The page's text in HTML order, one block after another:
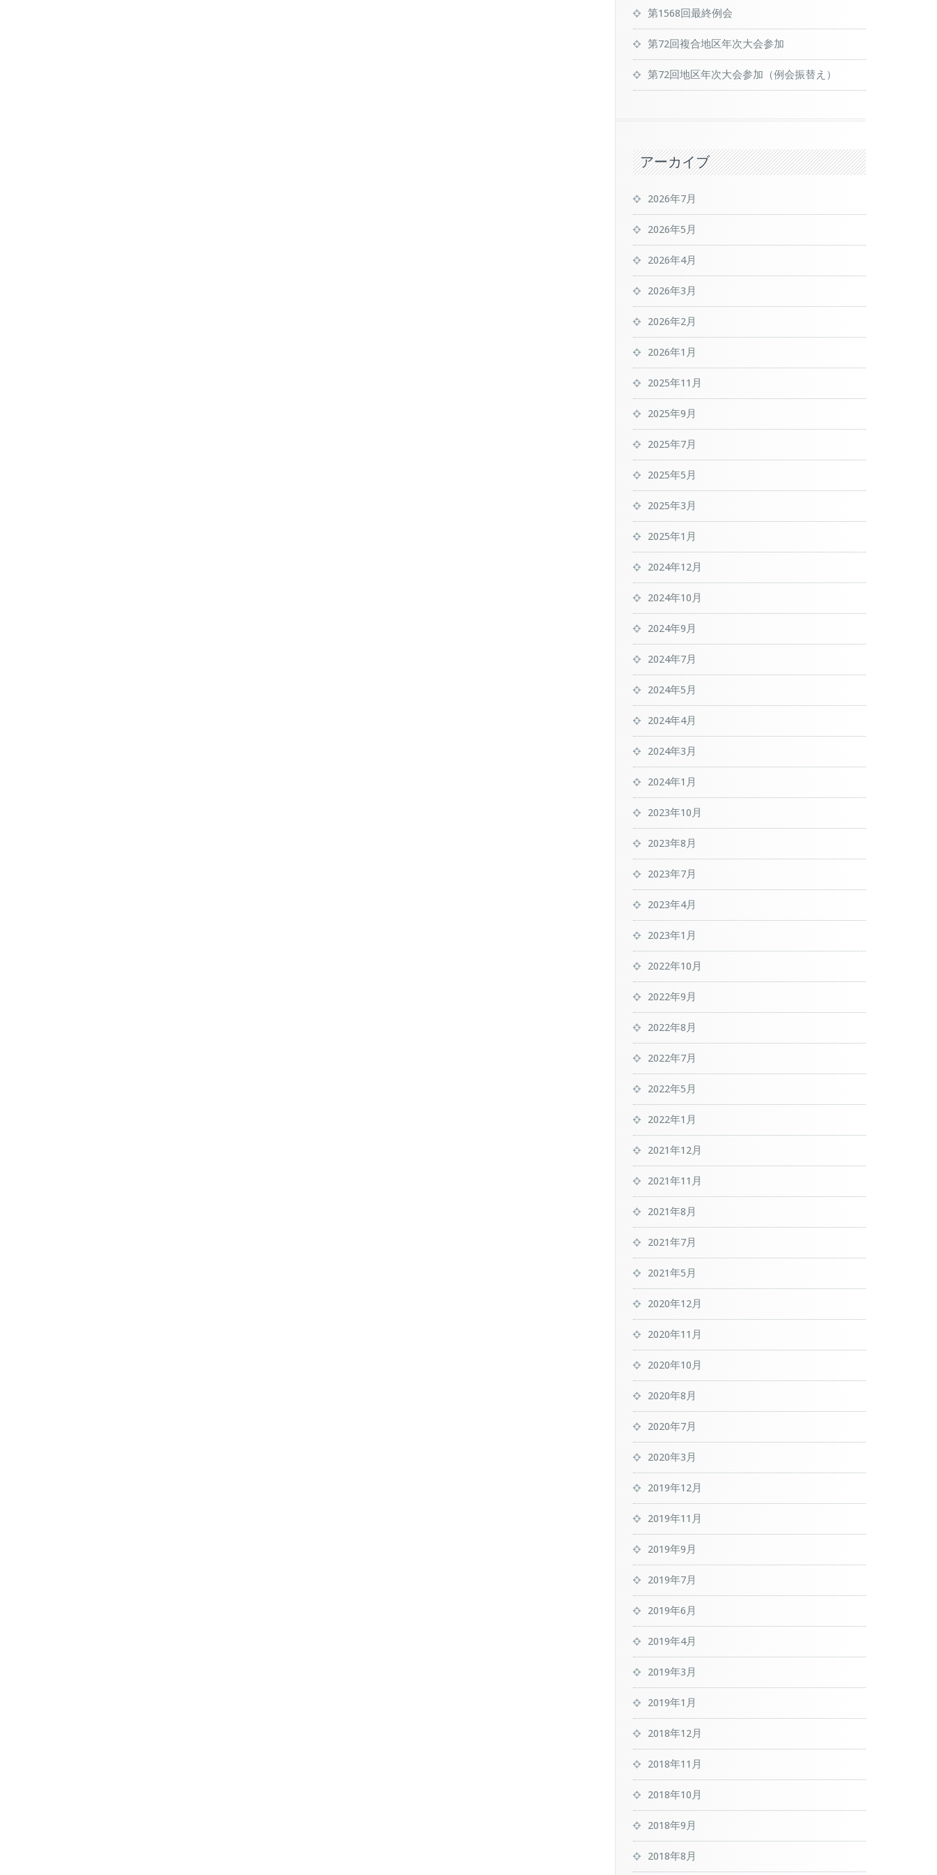
第1568回最終例会
第72回複合地区年次大会参加
第72回地区年次大会参加（例会振替え）
アーカイブ
2026年7月
2026年5月
2026年4月
2026年3月
2026年2月
2026年1月
2025年11月
2025年9月
2025年7月
2025年5月
2025年3月
2025年1月
2024年12月
2024年10月
2024年9月
2024年7月
2024年5月
2024年4月
2024年3月
2024年1月
2023年10月
2023年8月
2023年7月
2023年4月
2023年1月
2022年10月
2022年9月
2022年8月
2022年7月
2022年5月
2022年1月
2021年12月
2021年11月
2021年8月
2021年7月
2021年5月
2020年12月
2020年11月
2020年10月
2020年8月
2020年7月
2020年3月
2019年12月
2019年11月
2019年9月
2019年7月
2019年6月
2019年4月
2019年3月
2019年1月
2018年12月
2018年11月
2018年10月
2018年9月
2018年8月